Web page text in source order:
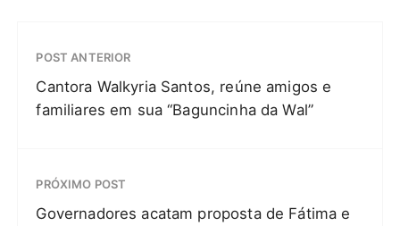
POST ANTERIOR
Cantora Walkyria Santos, reúne amigos e
familiares em sua “Baguncinha da Wal”
PRÓXIMO POST
Governadores acatam proposta de Fátima e